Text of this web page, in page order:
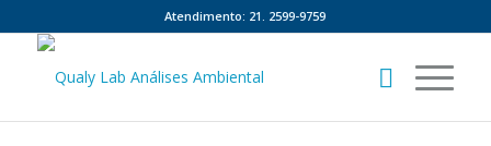
Atendimento: 21. 2599-9759